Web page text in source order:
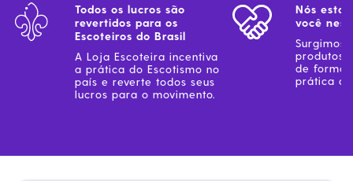
Todos os lucros são
revertidos para os
Escoteiros do Brasil
A Loja Escoteira incentiva
a prática do Escotismo no
país e reverte todos seus
lucros para o movimento.
Nós
você
Surgimos
produtos
de forma
prática